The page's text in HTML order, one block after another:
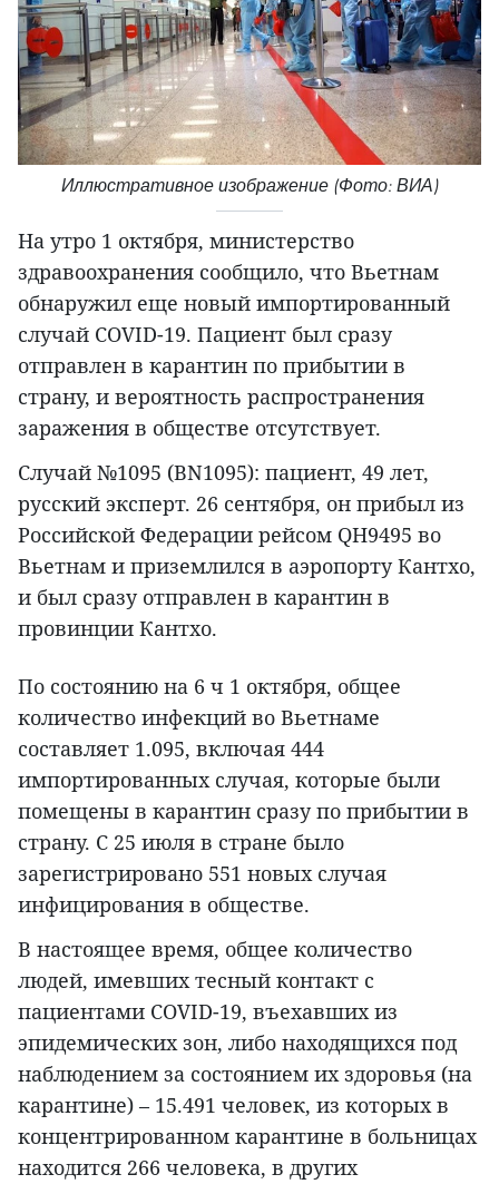
Иллюстративное изображение (Фото: ВИА)
На утро 1 октября, министерство
здравоохранения сообщило, что Вьетнам
обнаружил еще новый импортированный
случай COVID-19. Пациент был сразу
отправлен в карантин по прибытии в
страну, и вероятность распространения
заражения в обществе отсутствует.
Случай №1095 (BN1095): пациент, 49 лет,
русский эксперт. 26 сентября, он прибыл из
Российской Федерации рейсом QH9495 во
Вьетнам и приземлился в аэропорту Кантхо,
и был сразу отправлен в карантин в
провинции Кантхо.
По состоянию на 6 ч 1 октября, общее
количество инфекций во Вьетнаме
составляет 1.095, включая 444
импортированных случая, которые были
помещены в карантин сразу по прибытии в
страну. С 25 июля в стране было
зарегистрировано 551 новых случая
инфицирования в обществе.
В настоящее время, общее количество
людей, имевших тесный контакт с
пациентами COVID-19, въехавших из
эпидемических зон, либо находящихся под
наблюдением за состоянием их здоровья (на
карантине) – 15.491 человек, из которых в
концентрированном карантине в больницах
находится 266 человека, в других